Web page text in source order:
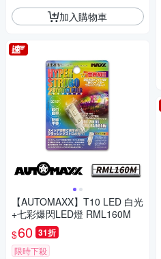
加入購物車
【AUTOMAXX】T10 LED 白光
+七彩爆閃LED燈 RML160M
$60 31折
限時下殺